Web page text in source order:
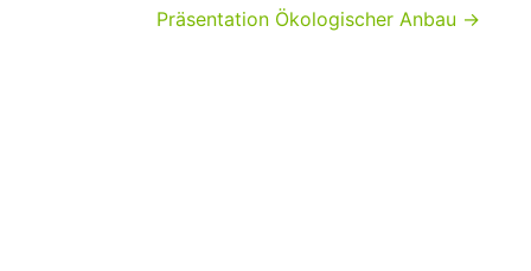
Präsentation Ökologischer Anbau →